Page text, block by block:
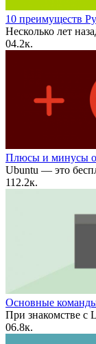
10 преимуществ
Несколько лет
04.2к.
Плюсы и минусы
Ubuntu — это
112.2к.
Основные
При знакомстве с
06.8к.